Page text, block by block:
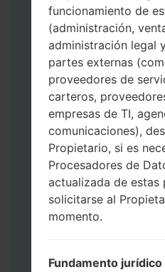
A continuación,
firmware.
Debe obtener 1 (si
o 5 (si es archivo 5,
AP: "Sistema y
CP: "Módem y
CSC _ ***: "País y
HOME_CSC _
operador"
Agregue todos los
Si desea hacer clean
use HOME_CSC _
datos y aplicaciones.
métodos:
funcionamiento de
(administración,
administración legal
partes externas
proveedores de
carteros,
empresas de TI,
comunicaciones),
Propietario, si es
Procesadores de
actualizada de estas
solicitarse al
momento.
Fundamento